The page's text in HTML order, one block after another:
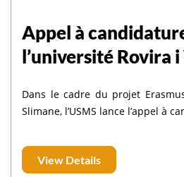
Appel à
l’université Rovira
Dans le cadre du projet
Slimane, l’USMS lance l’appel à
View Details